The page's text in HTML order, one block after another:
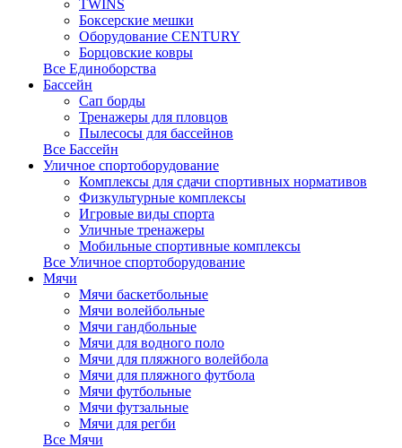
TWINS
Боксерские мешки
Оборудование CENTURY
Борцовские ковры
Все Единоборства
Бассейн
Сап борды
Тренажеры для пловцов
Пылесосы для бассейнов
Все Бассейн
Уличное спортоборудование
Комплексы для сдачи спортивных нормативов
Физкультурные комплексы
Игровые виды спорта
Уличные тренажеры
Мобильные спортивные комплексы
Все Уличное спортоборудование
Мячи
Мячи баскетбольные
Мячи волейбольные
Мячи гандбольные
Мячи для водного поло
Мячи для пляжного волейбола
Мячи для пляжного футбола
Мячи футбольные
Мячи футзальные
Мячи для регби
Все Мячи